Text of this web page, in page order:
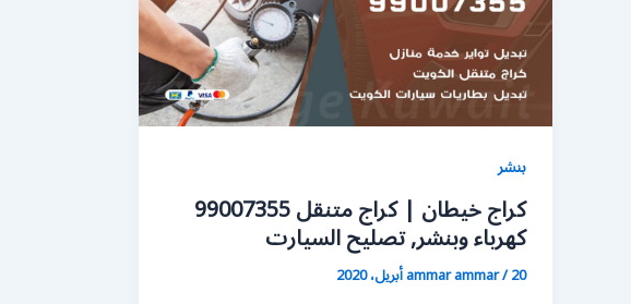
بنشر
كراج خيطان | كراج متنقل 99007355
كهرباء وبنشر, تصليح السيارت
ammar ammar/20 أبريل، 2020